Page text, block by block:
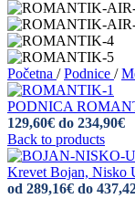
Početna / Podnice /
PODNICA
129,60€ do 234,90€
Back to products
Krevet Bojan, Nisko
od 289,16€ do